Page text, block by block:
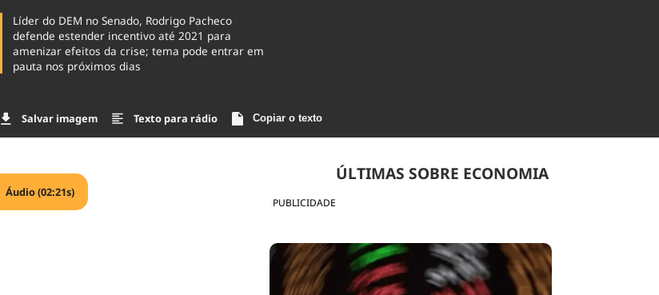
Líder do DEM no Senado, Rodrigo Pacheco
defende estender incentivo até 2021 para
amenizar efeitos da crise; tema pode entrar em
pauta nos próximos dias
Salvar imagem Texto para rádio Copiar o texto
PUBLICIDADE
ÚLTIMAS SOBRE ECONOMIA
Áudio (02:21s)